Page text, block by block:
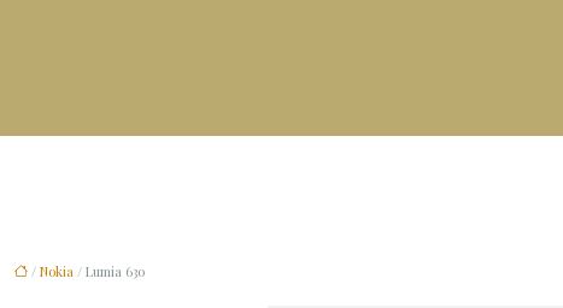
/ Nokia / Lumia 630